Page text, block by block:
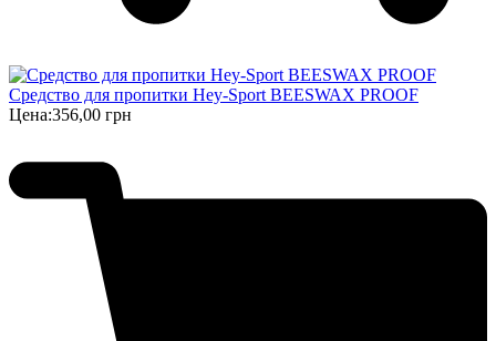
Средство для пропитки Hey-Sport BEESWAX PROOF
Цена:356,00 грн